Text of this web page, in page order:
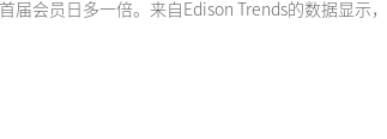
会员日多一倍。来自Edison Trends的数据显示